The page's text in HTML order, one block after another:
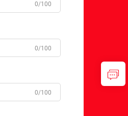
0/100
0/100
0/100